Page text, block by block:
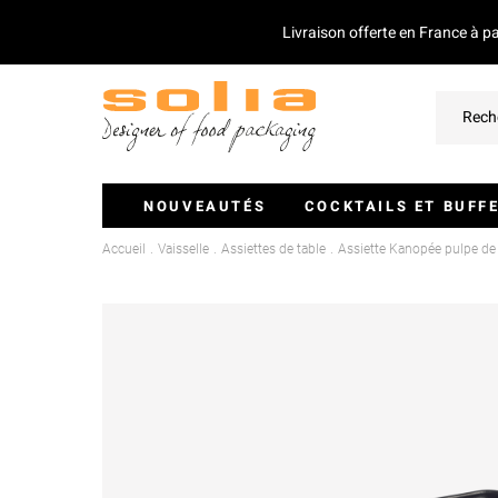
Livraison offerte en France à
NOUVEAUTÉS COCKTAILS ET
Verrines Et Monoportions
Accueil Vaisselle Assiettes de table Assiette Kanopée pulpe